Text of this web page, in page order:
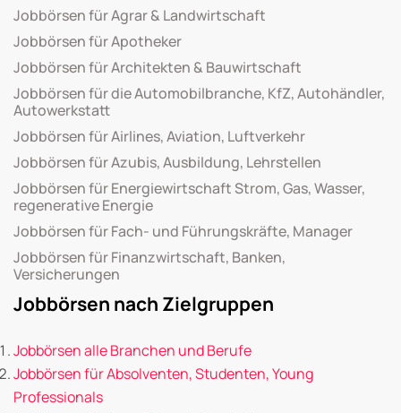
Jobbörsen für Agrar & Landwirtschaft
Jobbörsen für Apotheker
Jobbörsen für Architekten & Bauwirtschaft
Jobbörsen für die Automobilbranche, KfZ, Autohändler,
Autowerkstatt
Jobbörsen für Airlines, Aviation, Luftverkehr
Jobbörsen für Azubis, Ausbildung, Lehrstellen
Jobbörsen für Energiewirtschaft Strom, Gas, Wasser,
regenerative Energie
Jobbörsen für Fach- und Führungskräfte, Manager
Jobbörsen für Finanzwirtschaft, Banken,
Versicherungen
Jobbörsen nach Zielgruppen
Jobbörsen alle Branchen und Berufe
Jobbörsen für Absolventen, Studenten, Young
Professionals